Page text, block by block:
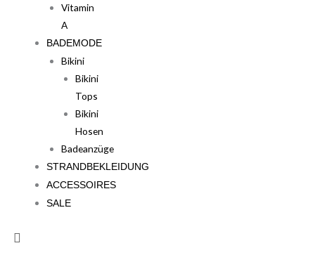
Vitamin
A
BADEMODE
Bikini
Bikini
Tops
Bikini
Hosen
Badeanzüge
STRANDBEKLEIDUNG
ACCESSOIRES
SALE